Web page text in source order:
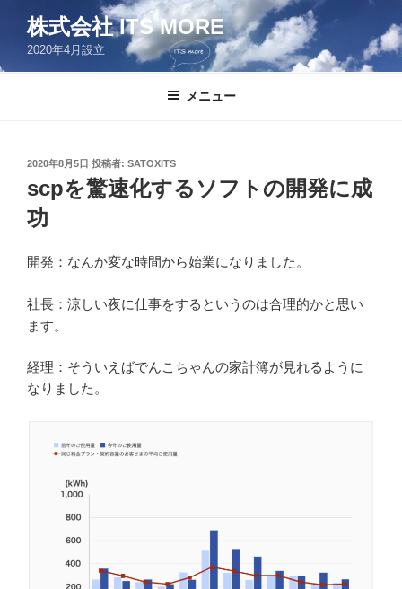
ン
株式会社 ITS MORE
2020年4月設立
メニュー
投
日:
2020年8月5日 投稿者: SATOXITS
scpを驚速化するソフトの開発に成
功
開発：なんか変な時間から始業になりました。
社長：涼しい夜に仕事をするというのは合理的かと思い
ます。
経理：そういえばでんこちゃんの家計簿が見れるように
なりました。